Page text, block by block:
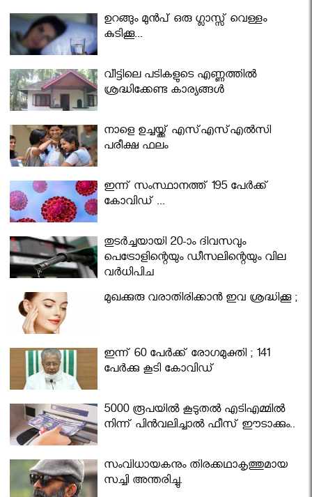
ഉറങ്ങും മുന്‍പ് ഒരു ഗ്ലാസ്സ് വെള്ളം
കുടിക്കൂ...
വീട്ടിലെ പടികളുടെ എണ്ണത്തിൽ
ശ്രദ്ധിക്കേണ്ട കാര്യങ്ങൾ
നാളെ ഉച്ചയ്ക്ക് എസ്എസ്എല്‍സി
പരീക്ഷ ഫലം
ഇന്ന് സംസ്ഥാനത്ത് 195 പേര്‍ക്ക്
കോവിഡ് ...
തുടർച്ചയായി 20-ാം ദിവസവും
പെട്രോളിന്റെയും ഡീസലിന്റെയും വില
വര്‍ധിപ്പിച്ചു
മുഖക്കുരു വരാതിരിക്കാന്‍ ഇവ ശ്രദ്ധിക്കൂ ;
ഇന്ന് 60 പേർക്ക് രോഗമുക്തി ; 141
പേര്‍ക്കു കൂടി കോവിഡ്
5000 രൂപയിൽ കൂടുതൽ എടിഎമ്മിൽ
നിന്ന് പിൻവലിച്ചാൽ ഫീസ് ഈടാക്കും..
സംവിധായകനും തിരക്കഥാകൃത്തുമായ
സച്ചി അന്തരിച്ചു.